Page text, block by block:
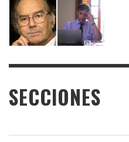
SECCIONES